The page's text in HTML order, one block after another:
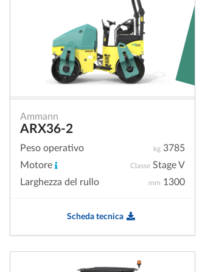
Ammann
ARX36-2
kg 3785
Peso operativo
Classe Stage V
Motore
mm 1300
Larghezza del rullo
Scheda tecnica